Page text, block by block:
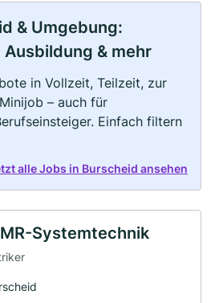
& Umgebung:
& mehr
in Vollzeit, Teilzeit, zur
– auch für
Einfach filtern
alle Jobs in Burscheid ansehen
Systemtechnik